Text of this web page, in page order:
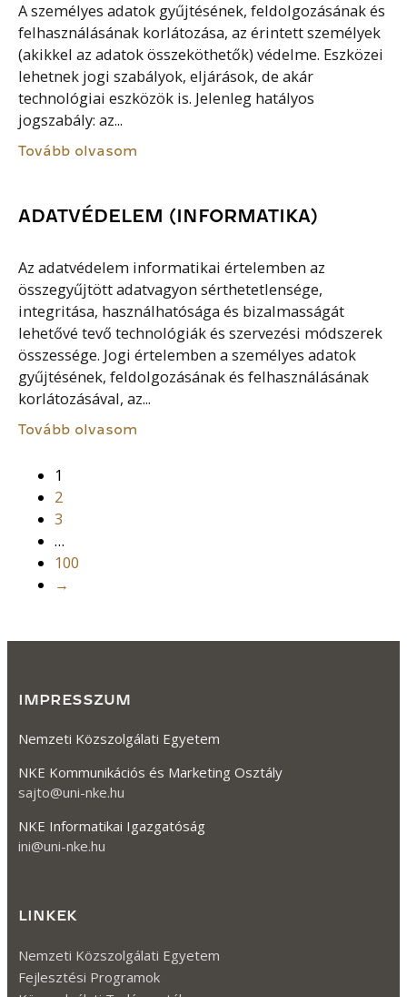
A személyes adatok gyűjtésének, feldolgozásának és
felhasználásának korlátozása, az érintett személyek
(akikkel az adatok összeköthetők) védelme. Eszközei
lehetnek jogi szabályok, eljárások, de akár
technológiai eszközök is. Jelenleg hatályos
jogszabály: az...
Tovább olvasom
ADATVÉDELEM (INFORMATIKA)
Az adatvédelem informatikai értelemben az
összegyűjtött adatvagyon sérthetetlensége,
integritása, használhatósága és bizalmasságát
lehetővé tevő technológiák és szervezési módszerek
összessége. Jogi értelemben a személyes adatok
gyűjtésének, feldolgozásának és felhasználásának
korlátozásával, az...
Tovább olvasom
1
2
3
…
100
→
IMPRESSZUM
Nemzeti Közszolgálati Egyetem
NKE Kommunikációs és Marketing Osztály
sajto@uni-nke.hu
NKE Informatikai Igazgatóság
ini@uni-nke.hu
LINKEK
Nemzeti Közszolgálati Egyetem
Fejlesztési Programok